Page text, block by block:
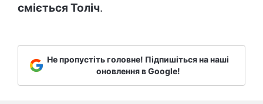
сміється Толіч.
Не пропустіть головне! Підпишіться на наші
оновлення в Google!